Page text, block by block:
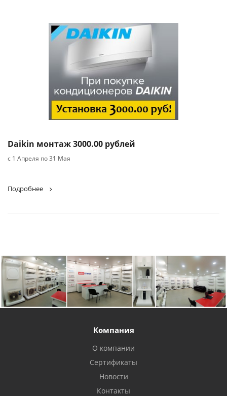
Daikin монтаж 3000.00 рублей
с 1 Апреля по 31 Мая
Подробнее
Компания
О компании
Сертификаты
Новости
Контакты